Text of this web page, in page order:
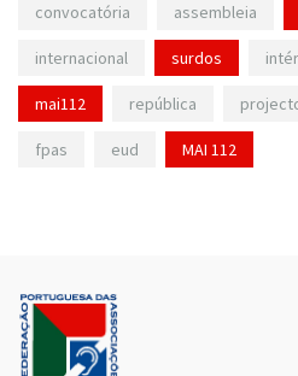
convocatória assembleia
internacional surdos
mai112 república
fpas eud MAI 112